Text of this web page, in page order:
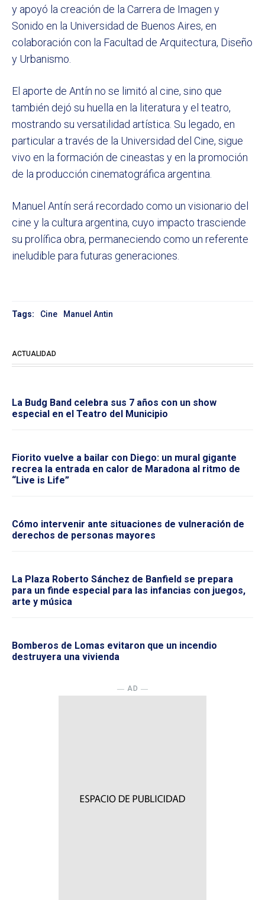
y apoyó la creación de la Carrera de Imagen y
Sonido en la Universidad de Buenos Aires, en
colaboración con la Facultad de Arquitectura, Diseño
y Urbanismo.
El aporte de Antín no se limitó al cine, sino que
también dejó su huella en la literatura y el teatro,
mostrando su versatilidad artística. Su legado, en
particular a través de la Universidad del Cine, sigue
vivo en la formación de cineastas y en la promoción
de la producción cinematográfica argentina.
Manuel Antín será recordado como un visionario del
cine y la cultura argentina, cuyo impacto trasciende
su prolífica obra, permaneciendo como un referente
ineludible para futuras generaciones.
Tags: Cine Manuel Antin
ACTUALIDAD
La Budg Band celebra sus 7 años con un show
especial en el Teatro del Municipio
Fiorito vuelve a bailar con Diego: un mural gigante
recrea la entrada en calor de Maradona al ritmo de
“Live is Life”
Cómo intervenir ante situaciones de vulneración de
derechos de personas mayores
La Plaza Roberto Sánchez de Banfield se prepara
para un finde especial para las infancias con juegos,
arte y música
Bomberos de Lomas evitaron que un incendio
destruyera una vivienda
― AD ―